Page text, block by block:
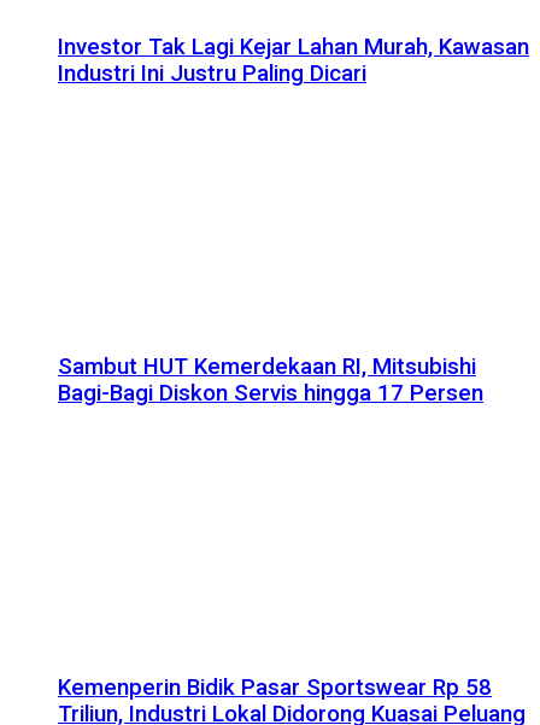
Investor Tak Lagi Kejar Lahan Murah, Kawasan
Industri Ini Justru Paling Dicari
Sambut HUT Kemerdekaan RI, Mitsubishi
Bagi-Bagi Diskon Servis hingga 17 Persen
Kemenperin Bidik Pasar Sportswear Rp 58
Triliun, Industri Lokal Didorong Kuasai Peluang